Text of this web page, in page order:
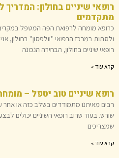
רופאי שיניים בחולון:
מתקדמים
כרופא מומחה לרפואת הפה המטפל במקרים
ולסתות במרכז הרפואי "וולפסון" בחולון,
רופאי שיניים בחולון, הבחירה הנכונה
קרא עוד »
רופא שיניים טוב יטפל –
רבים מאיתנו מתמודדים בשלב כזה או אחר
שורש. בעוד שרוב רופאי השיניים יכולים
שמצריכים
קרא עוד »